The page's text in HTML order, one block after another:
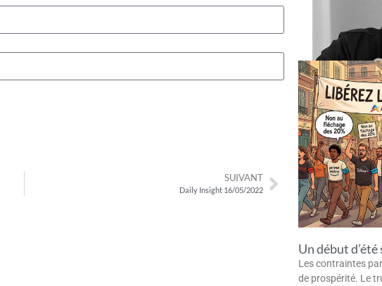
Un début
Les contraintes
de prospérité. Le
SUIVANT
Daily Insight 16/05/2022